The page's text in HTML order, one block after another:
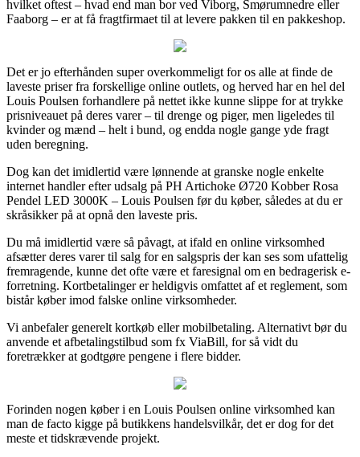
hvilket oftest – hvad end man bor ved Viborg, Smørumnedre eller
Faaborg – er at få fragtfirmaet til at levere pakken til en pakkeshop.
Det er jo efterhånden super overkommeligt for os alle at finde de
laveste priser fra forskellige online outlets, og herved har en hel del
Louis Poulsen forhandlere på nettet ikke kunne slippe for at trykke
prisniveauet på deres varer – til drenge og piger, men ligeledes til
kvinder og mænd – helt i bund, og endda nogle gange yde fragt
uden beregning.
Dog kan det imidlertid være lønnende at granske nogle enkelte
internet handler efter udsalg på PH Artichoke Ø720 Kobber Rosa
Pendel LED 3000K – Louis Poulsen før du køber, således at du er
skråsikker på at opnå den laveste pris.
Du må imidlertid være så påvagt, at ifald en online virksomhed
afsætter deres varer til salg for en salgspris der kan ses som ufattelig
fremragende, kunne det ofte være et faresignal om en bedragerisk e-
forretning. Kortbetalinger er heldigvis omfattet af et reglement, som
bistår køber imod falske online virksomheder.
Vi anbefaler generelt kortkøb eller mobilbetaling. Alternativt bør du
anvende et afbetalingstilbud som fx ViaBill, for så vidt du
foretrækker at godtgøre pengene i flere bidder.
Forinden nogen køber i en Louis Poulsen online virksomhed kan
man de facto kigge på butikkens handelsvilkår, det er dog for det
meste et tidskrævende projekt.